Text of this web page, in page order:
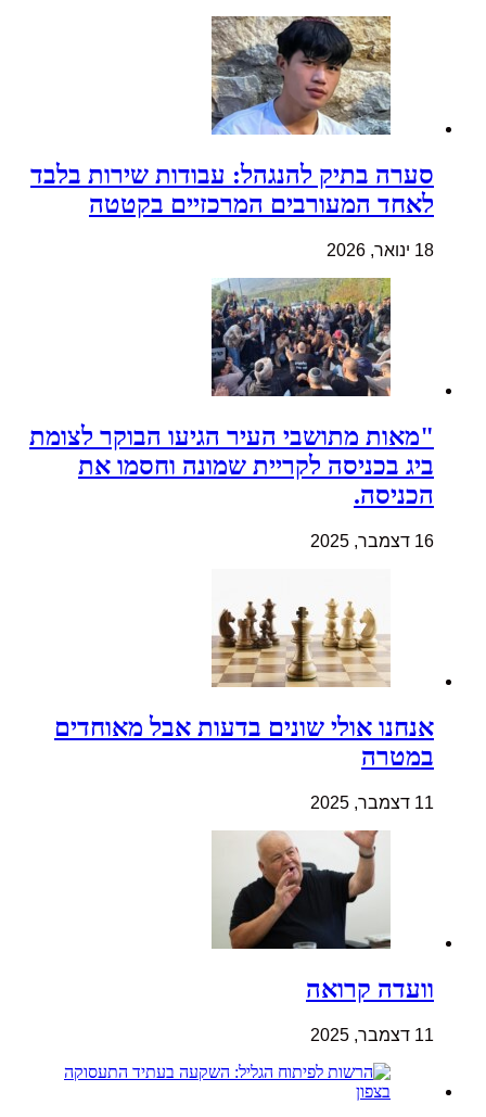
סערה בתיק להנגהל: עבודות שירות בלבד
לאחד המעורבים המרכזיים בקטטה
18 ינואר, 2026
"מאות מתושבי העיר הגיעו הבוקר לצומת
ביג בכניסה לקריית שמונה וחסמו את
הכניסה.
16 דצמבר, 2025
אנחנו אולי שונים בדעות אבל מאוחדים
במטרה
11 דצמבר, 2025
וועדה קרואה
11 דצמבר, 2025